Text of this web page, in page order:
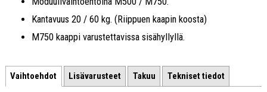
Kantavuus 20 / 60 kg. (Riippuen kaapin koosta)
M750 kaappi varustettavissa sisähyllyllä.
Vaihtoehdot Lisävarusteet Takuu Tekniset tiedot